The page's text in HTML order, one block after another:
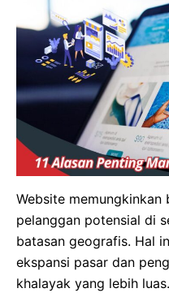
Website memungkinkan
pelanggan potensial di
batasan geografis. Hal
ekspansi pasar dan
khalayak yang lebih luas.